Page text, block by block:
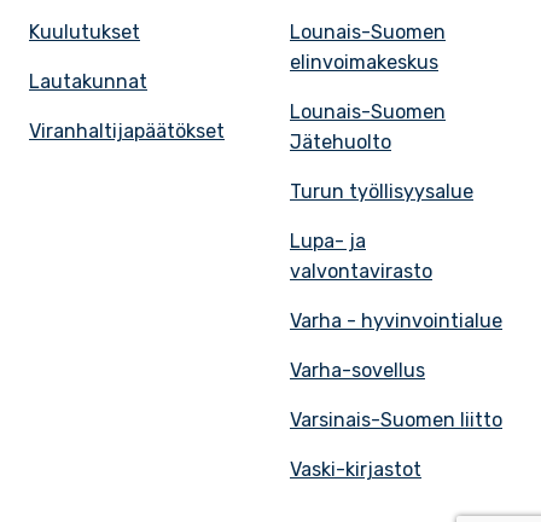
Kuulutukset
Lautakunnat
Viranhaltijapäätökset
Lounais-Suomen
elinvoimakeskus
Lounais-Suomen
Jätehuolto
Turun työllisyysalue
Lupa- ja
valvontavirasto
Varha - hyvinvointialue
Varha-sovellus
Varsinais-Suomen liitto
Vaski-kirjastot